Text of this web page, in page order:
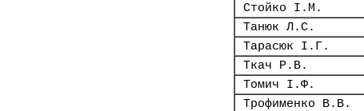
Стойко І.М.
Танюк Л.С.
Тарасюк І.Г.
Ткач Р.В.
Томич І.Ф.
Трофименко В.В.